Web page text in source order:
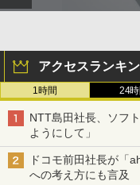
アクセスランキ
1時間 24
NTT島田社長、ソフ
ようにして」
ドコモ前田社長が「
への考え方にも言及